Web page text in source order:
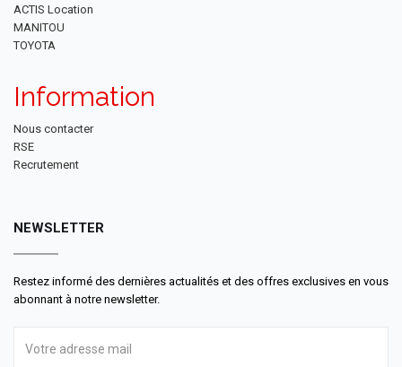
ACTIS Location
MANITOU
TOYOTA
Information
Nous contacter
RSE
Recrutement
NEWSLETTER
Restez informé des dernières actualités et des offres exclusives en vous
abonnant à notre newsletter.